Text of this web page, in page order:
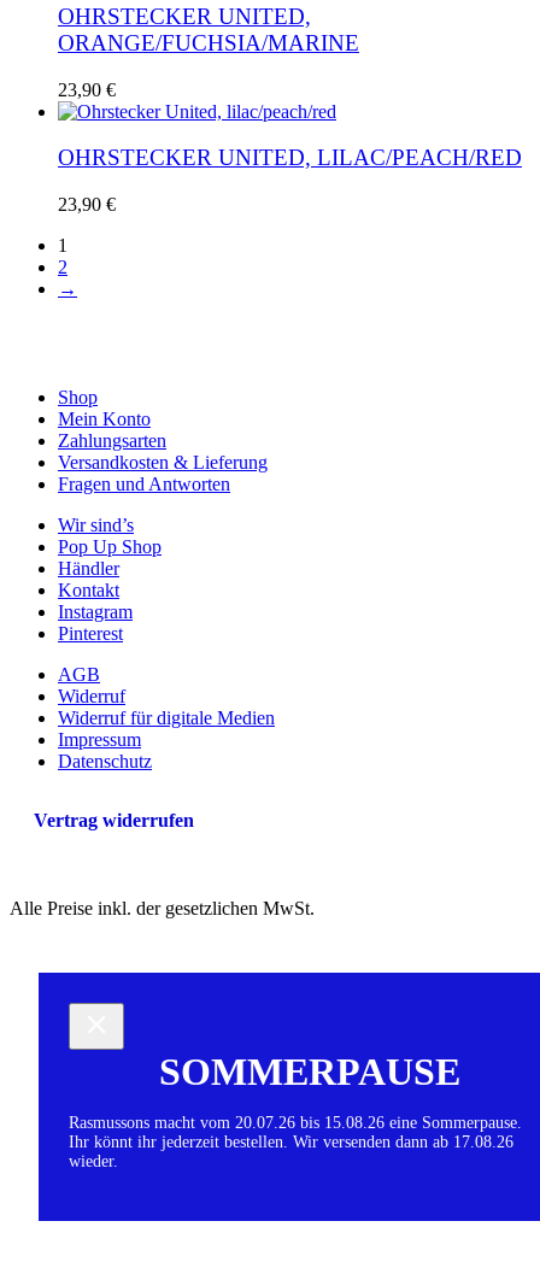
OHRSTECKER UNITED,
ORANGE/FUCHSIA/MARINE
23,90 €
OHRSTECKER UNITED, LILAC/PEACH/RED
23,90 €
1
2
→
Shop
Mein Konto
Zahlungsarten
Versandkosten & Lieferung
Fragen und Antworten
Wir sind’s
Pop Up Shop
Händler
Kontakt
Instagram
Pinterest
AGB
Widerruf
Widerruf für digitale Medien
Impressum
Datenschutz
Vertrag widerrufen
Alle Preise inkl. der gesetzlichen MwSt.
SOMMERPAUSE
Rasmussons macht vom 20.07.26 bis 15.08.26 eine Sommerpause.
Ihr könnt ihr jederzeit bestellen. Wir versenden dann ab 17.08.26
wieder.